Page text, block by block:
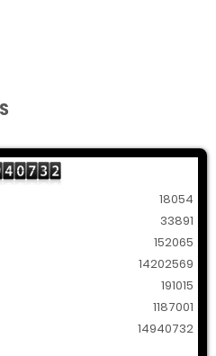
18054
33891
152065
14202569
191015
1187001
14940732